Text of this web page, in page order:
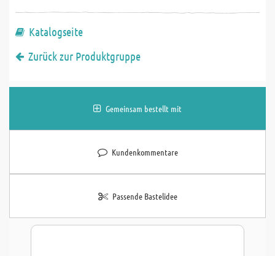
Katalogseite
Zurück zur Produktgruppe
Gemeinsam bestellt mit
Kundenkommentare
Passende Bastelidee